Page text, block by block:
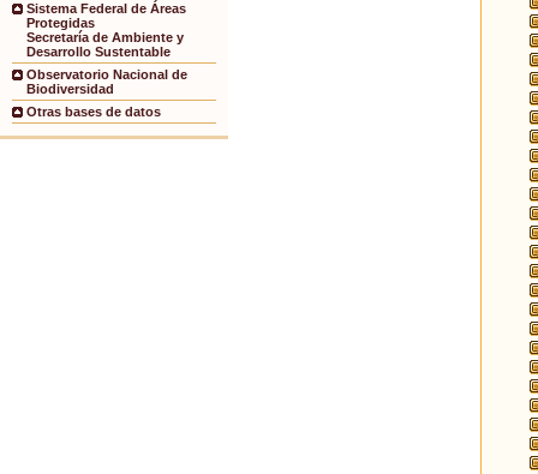
Sistema Federal de Áreas
Protegidas
Secretaría de Ambiente y
Desarrollo Sustentable
Observatorio Nacional de
Biodiversidad
Otras bases de datos